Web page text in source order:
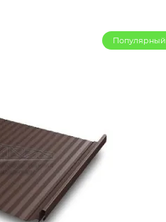
Популярный